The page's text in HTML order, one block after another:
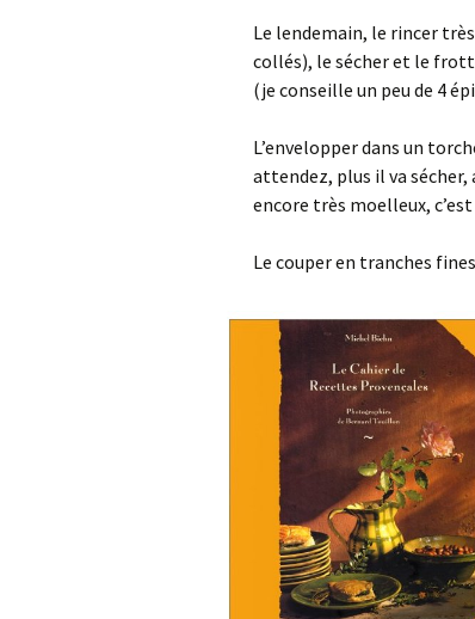
Le lendemain, le rincer
collés), le sécher et le
(je conseille un peu de 4
L’envelopper dans un
attendez, plus il va
encore très moelleux,
Le couper en tranches